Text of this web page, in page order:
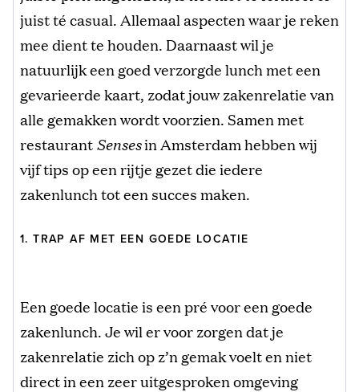
juist té casual. Allemaal aspecten waar je reken
mee dient te houden. Daarnaast wil je
natuurlijk een goed verzorgde lunch met een
gevarieerde kaart, zodat jouw zakenrelatie van
alle gemakken wordt voorzien. Samen met
restaurantSensesin Amsterdam hebben wij
vijf tips op een rijtje gezet die iedere
zakenlunch tot een succes maken.
1. TRAP AF MET EEN GOEDE LOCATIE
Een goede locatie is een pré voor een goede
zakenlunch. Je wil er voor zorgen dat je
zakenrelatie zich op z’n gemak voelt en niet
direct in een zeer uitgesproken omgeving